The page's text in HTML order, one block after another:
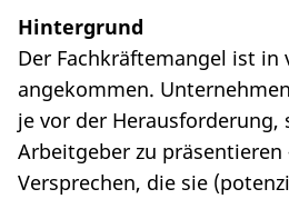
Hintergrund
Der Fachkräftemangel ist in
angekommen.
je vor der
Arbeitgeber zu präsentieren
Versprechen, die sie